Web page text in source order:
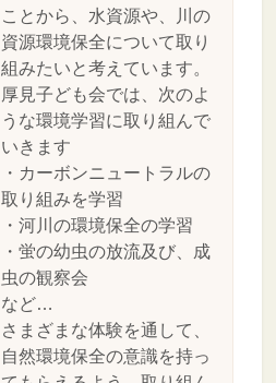
ことから、水資源や、川の
資源環境保全について取り
組みたいと考えています。
厚見子ども会では、次のよ
うな環境学習に取り組んで
いきます
・カーボンニュートラルの
取り組みを学習
・河川の環境保全の学習
・蛍の幼虫の放流及び、成
虫の観察会
など…
さまざまな体験を通して、
自然環境保全の意識を持っ